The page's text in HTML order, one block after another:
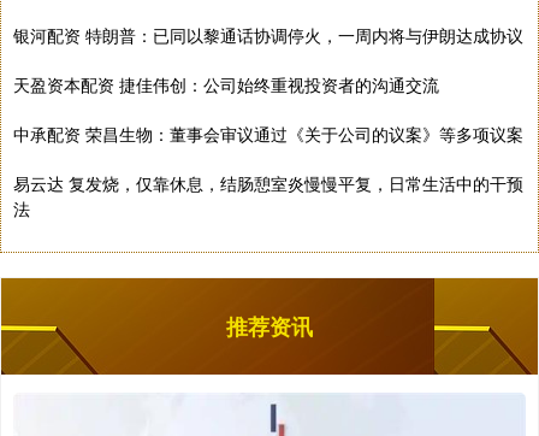
银河配资 特朗普：已同以黎通话协调停火，一周内将与伊朗达成协议
天盈资本配资 捷佳伟创：公司始终重视投资者的沟通交流
中承配资 荣昌生物：董事会审议通过《关于公司的议案》等多项议案
易云达 复发烧，仅靠休息，结肠憩室炎慢慢平复，日常生活中的干预
法
推荐资讯